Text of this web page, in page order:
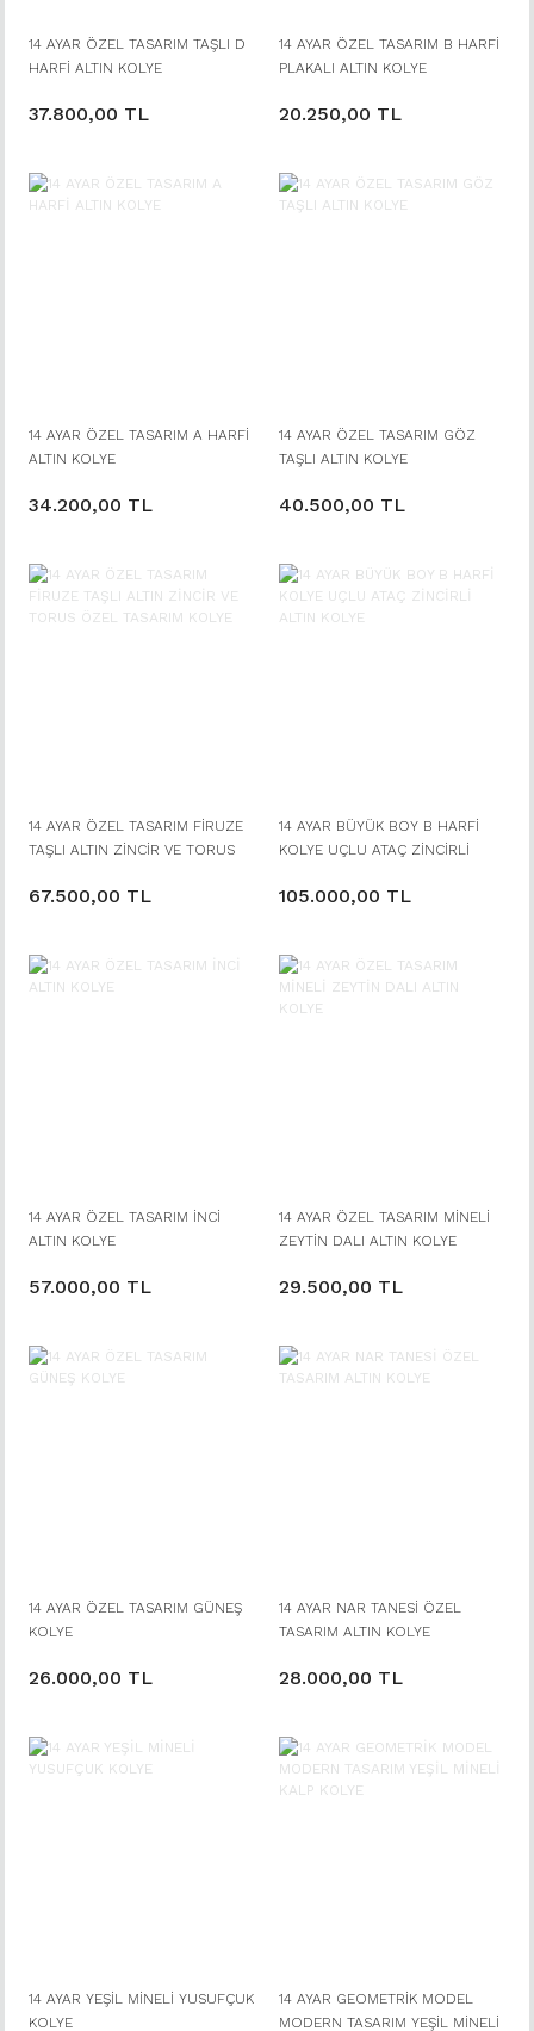
14 AYAR ÖZEL TASARIM TAŞLI D
HARFİ ALTIN KOLYE
37.800,00 TL
14 AYAR ÖZEL TASARIM B HARFİ
PLAKALI ALTIN KOLYE
20.250,00 TL
14 AYAR ÖZEL TASARIM A HARFİ
ALTIN KOLYE
34.200,00 TL
14 AYAR ÖZEL TASARIM GÖZ
TAŞLI ALTIN KOLYE
40.500,00 TL
14 AYAR ÖZEL TASARIM FİRUZE
TAŞLI ALTIN ZİNCİR VE TORUS
67.500,00 TL
14 AYAR BÜYÜK BOY B HARFİ
KOLYE UÇLU ATAÇ ZİNCİRLİ
105.000,00 TL
14 AYAR ÖZEL TASARIM İNCİ
ALTIN KOLYE
57.000,00 TL
14 AYAR ÖZEL TASARIM MİNELİ
ZEYTİN DALI ALTIN KOLYE
29.500,00 TL
14 AYAR ÖZEL TASARIM GÜNEŞ
KOLYE
26.000,00 TL
14 AYAR NAR TANESİ ÖZEL
TASARIM ALTIN KOLYE
28.000,00 TL
14 AYAR YEŞİL MİNELİ YUSUFÇUK
KOLYE
14 AYAR GEOMETRİK MODEL
MODERN TASARIM YEŞİL MİNELİ